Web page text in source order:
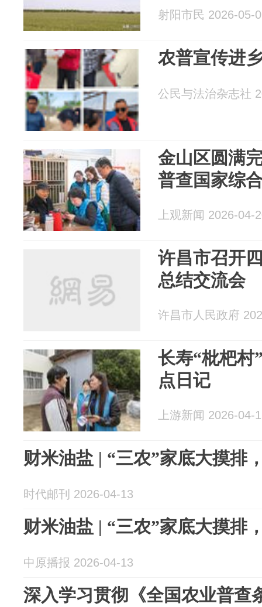
射阳市民 2026-05-
农普宣传进
公民与法治杂志社
金山区圆满
普查国家综
上观新闻 2026-04-
许昌市召开
总结交流会
许昌市人民政府
长寿“枇杷村
点日记
上游新闻 2026-04-
财米油盐 | “三农”家底大摸排
时代邮刊 2026-04-13
财米油盐 | “三农”家底大摸排
中原播报 2026-04-13
深入学习贯彻《全国农业普查